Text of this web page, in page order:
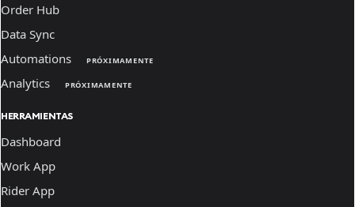
Order Hub
Data Sync
Automations
PRÓXIMAMENTE
Analytics PRÓXIMAMENTE
HERRAMIENTAS
Dashboard
Work App
Rider App